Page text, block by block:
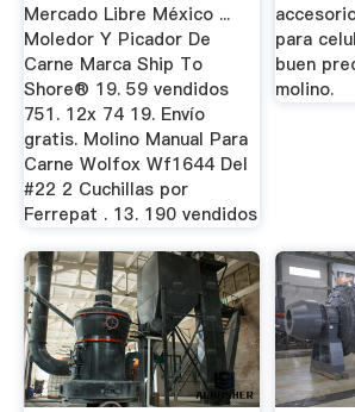
Mercado Libre México ...
Moledor Y Picador De
Carne Marca Ship To
Shore® 19. 59 vendidos
751. 12x 74 19. Envío
gratis. Molino Manual Para
Carne Wolfox Wf1644 Del
#22 2 Cuchillas por
Ferrepat . 13. 190 vendidos
para
buen
molino.